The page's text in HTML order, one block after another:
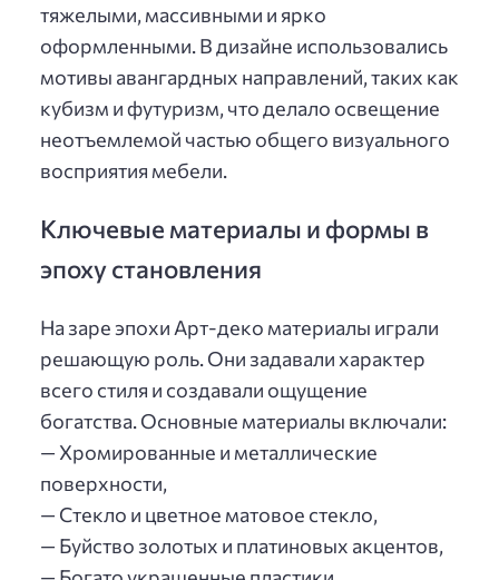
тяжелыми, массивными и ярко
оформленными. В дизайне использовались
мотивы авангардных направлений, таких как
кубизм и футуризм, что делало освещение
неотъемлемой частью общего визуального
восприятия мебели.
Ключевые материалы и формы в
эпоху становления
На заре эпохи Арт-деко материалы играли
решающую роль. Они задавали характер
всего стиля и создавали ощущение
богатства. Основные материалы включали:
— Хромированные и металлические
поверхности,
— Стекло и цветное матовое стекло,
— Буйство золотых и платиновых акцентов,